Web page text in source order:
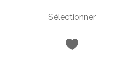
Sélectionner